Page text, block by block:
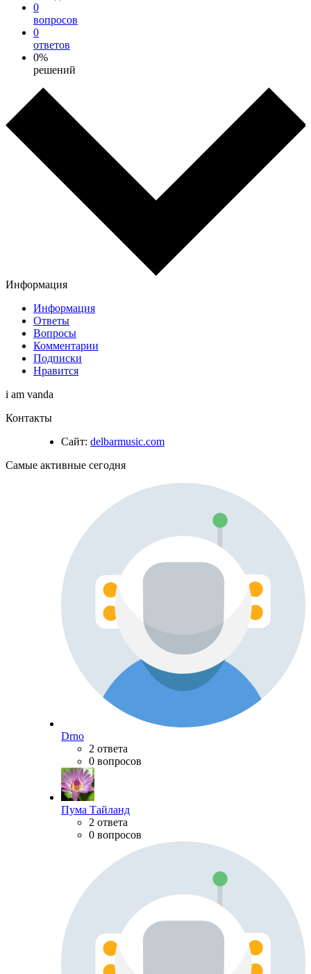
0
вопросов
0
ответов
0%
решений
Информация
Информация
Ответы
Вопросы
Комментарии
Подписки
Нравится
i am vanda
Контакты
Сайт: delbarmusic.com
Самые активные сегодня
Drno
2 ответа
0 вопросов
Пума Тайланд
2 ответа
0 вопросов